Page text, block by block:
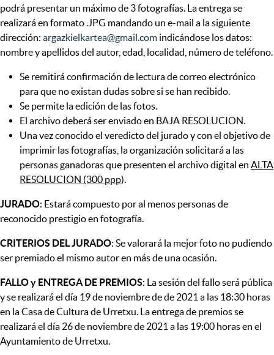
podrá presentar un máximo de 3 fotografías. La entrega se
realizará en formato .JPG mandando un e-mail a la siguiente
dirección: argazkielkartea@gmail.com indicándose los datos:
nombre y apellidos del autor, edad, localidad, número de teléfono.
Se remitirá confirmación de lectura de correo electrónico
para que no existan dudas sobre si se han recibido.
Se permite la edición de las fotos.
El archivo deberá ser enviado en BAJA RESOLUCION.
Una vez conocido el veredicto del jurado y con el objetivo de
imprimir las fotografías, la organización solicitará a las
personas ganadoras que presenten el archivo digital en ALTA
RESOLUCION (300 ppp).
JURADO: Estará compuesto por al menos personas de
reconocido prestigio en fotografía.
CRITERIOS DEL JURADO: Se valorará la mejor foto no pudiendo
ser premiado el mismo autor en más de una ocasión.
FALLO y ENTREGA DE PREMIOS: La sesión del fallo será pública
y se realizará el día 19 de noviembre de de 2021 a las 18:30 horas
en la Casa de Cultura de Urretxu. La entrega de premios se
realizará el día 26 de noviembre de 2021 a las 19:00 horas en el
Ayuntamiento de Urretxu.